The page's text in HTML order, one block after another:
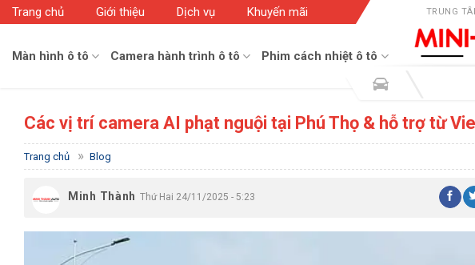
Skip
to
content
Trang chủ Giới thiệu Dịch vụ Khuyến mãi TRUNG
Màn hình ô tô Camera hành trình ô tô Phim cách nhiệt ô tô
Các vị trí camera AI phạt nguội tại Phú Thọ & hỗ trợ từ
Trang chủ » Blog
Minh Thành Thứ Hai 24/11/2025 - 5:23